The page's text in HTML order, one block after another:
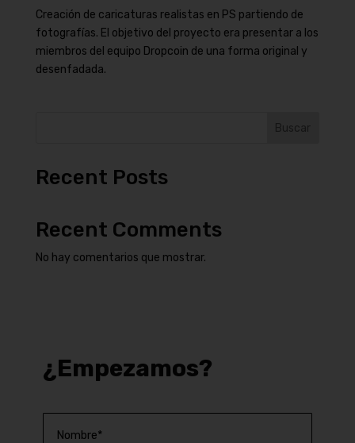
Creación de caricaturas realistas en PS partiendo de
fotografías. El objetivo del proyecto era presentar a los
miembros del equipo Dropcoin de una forma original y
desenfadada.
Buscar
Recent Posts
Recent Comments
No hay comentarios que mostrar.
¿Empezamos?